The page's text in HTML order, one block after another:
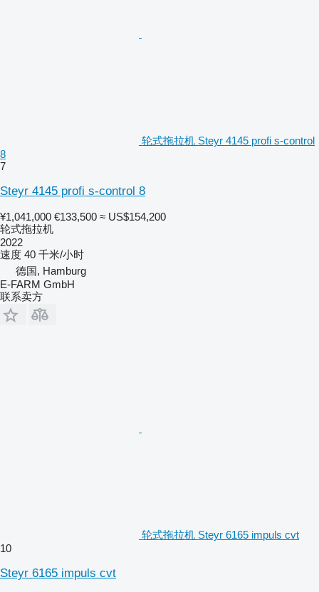
轮式拖拉机 Steyr 4145 profi s-control
8
7
Steyr 4145 profi s-control 8
¥1,041,000 €133,500 ≈ US$154,200
轮式拖拉机
2022
速度 40 千米/小时
德国, Hamburg
E-FARM GmbH
联系卖方
轮式拖拉机 Steyr 6165 impuls cvt
10
Steyr 6165 impuls cvt